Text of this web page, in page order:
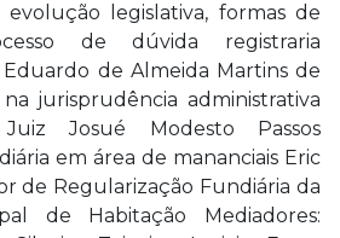
evolução legislativa, formas de
de dúvida registraria
Eduardo de Almeida Martins de
jurisprudência administrativa
Josué Modesto Passos
em área de mananciais Eric
de Regularização Fundiária da
de Habitação Mediadores: